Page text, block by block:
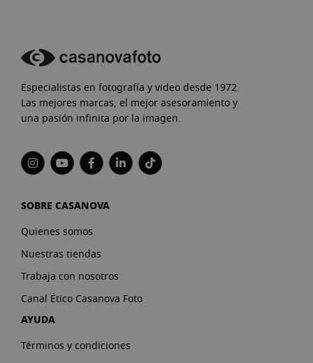
Especialistas en fotografía y video desde 1972.
Las mejores marcas, el mejor asesoramiento y
una pasión infinita por la imagen.
SOBRE CASANOVA
Quienes somos
Nuestras tiendas
Trabaja con nosotros
Canal Ético Casanova Foto
AYUDA
Términos y condiciones